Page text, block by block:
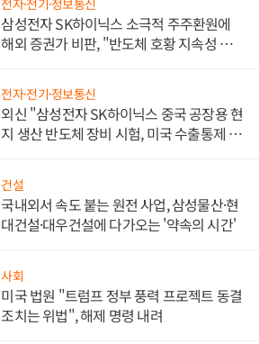
삼성전자 SK하이닉스 소극적 주주환원에
해외 증권가 비판, "반도체 호황 지속성 의
전자·전기·정보통신
외신 "삼성전자 SK하이닉스 중국 공장용 현
지 생산 반도체 장비 시험, 미국 수출통제 대
건설
국내외서 속도 붙는 원전 사업, 삼성물산·현
대건설·대우건설에 다가오는 '약속의 시간'
사회
미국 법원 "트럼프 정부 풍력 프로젝트 동결
조치는 위법", 해제 명령 내려